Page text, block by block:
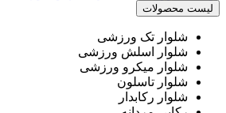
لیست محصولات
شلوار تک ورزشی
شلوار اسلش ورزشی
شلوار میکرو ورزشی
شلوار تاسلون
شلوار رکابدار